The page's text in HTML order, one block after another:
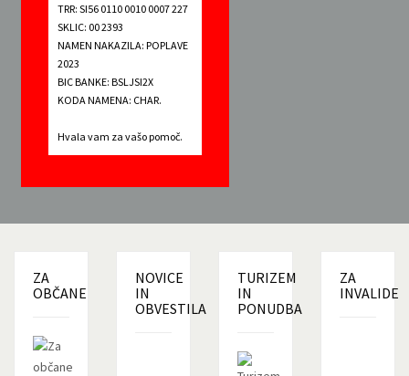
TRR: SI56 0110 0010 0007 227
SKLIC: 00 2393
NAMEN NAKAZILA: POPLAVE
2023
BIC BANKE: BSLJSI2X
KODA NAMENA: CHAR.
Hvala vam za vašo pomoč.
ZA
OBČANE
NOVICE
IN
OBVESTILA
TURIZEM
IN
PONUDBA
ZA
INVALIDE